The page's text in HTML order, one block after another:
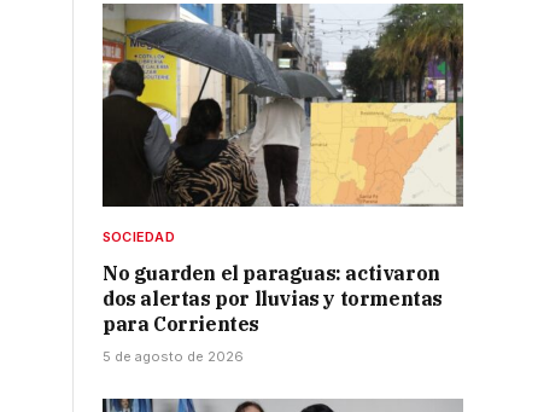
SOCIEDAD
No guarden el paraguas: activaron
dos alertas por lluvias y tormentas
para Corrientes
5 de agosto de 2026